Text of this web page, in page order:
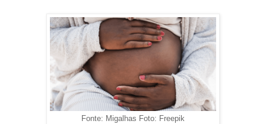
Fonte: Migalhas Foto: Freepik